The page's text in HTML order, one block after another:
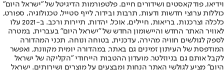
וידיאו, פודקאסטים ושידורים חיים. פלטפורמות הדיגיטל של "ישראל היום"
כוללות ערוצי חדשות ודעות, תרבות ובידור, לייף סטייל, טכנולוגיה, ספורט,
כלכלה וצרכנות, בריאות, חיילים, אוכל, יהדות, תיירות ורכב. ב-2021 עלו
לאוויר האתר החדש והיישומון החדש של "ישראל היום" בעברית, במטרה
לספק לגולשים חוויה מהירה, עדכנית, בטוחה ונוחה. תכני המהדורה
המודפסת של העיתון זמינים גם באתר, במהדורה יומית מקוונת, ואפשר
לקבל אותם גם בניוזלטר. מועדון ההטבות הייחודי "הקליקה של ישראל
היום" מציע לגולשי האתר הנחות ומבצעים על מוצרים ושירותים. ישראל